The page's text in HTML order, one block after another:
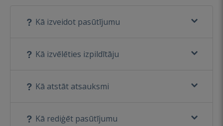
Kā izveidot pasūtījumu
Kā izvēlēties izpildītāju
Kā atstāt atsauksmi
Kā rediģēt pasūtījumu